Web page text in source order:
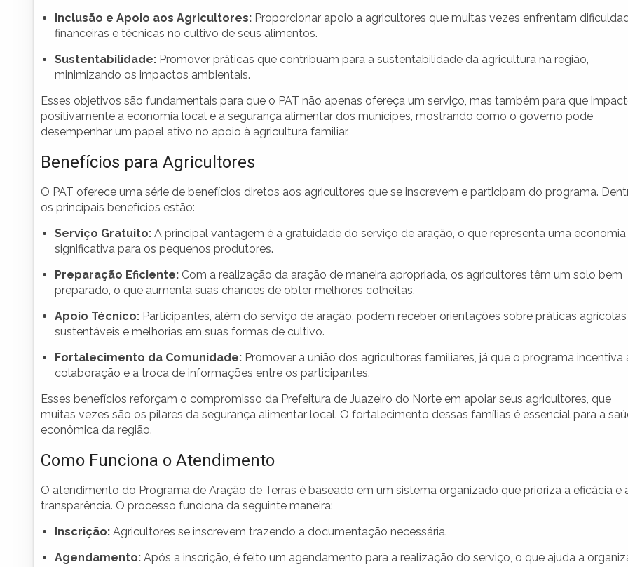
Inclusão e Apoio aos Agricultores: Proporcionar apoio a agricultores que muitas vezes enfrentam
financeiras e técnicas no cultivo de seus alimentos.
Sustentabilidade: Promover práticas que contribuam para a sustentabilidade da agricultura na região,
minimizando os impactos ambientais.
Esses objetivos são fundamentais para que o PAT não apenas ofereça um serviço, mas também para que
positivamente a economia local e a segurança alimentar dos munícipes, mostrando como o governo pode
desempenhar um papel ativo no apoio à agricultura familiar.
Benefícios para Agricultores
O PAT oferece uma série de benefícios diretos aos agricultores que se inscrevem e participam do programa.
os principais benefícios estão:
Serviço Gratuito: A principal vantagem é a gratuidade do serviço de aração, o que representa uma economia
significativa para os pequenos produtores.
Preparação Eficiente: Com a realização da aração de maneira apropriada, os agricultores têm um solo bem
preparado, o que aumenta suas chances de obter melhores colheitas.
Apoio Técnico: Participantes, além do serviço de aração, podem receber orientações sobre práticas agrícolas
sustentáveis e melhorias em suas formas de cultivo.
Fortalecimento da Comunidade: Promover a união dos agricultores familiares, já que o programa incentiva
colaboração e a troca de informações entre os participantes.
Esses benefícios reforçam o compromisso da Prefeitura de Juazeiro do Norte em apoiar seus agricultores, que
muitas vezes são os pilares da segurança alimentar local. O fortalecimento dessas famílias é essencial para a
econômica da região.
Como Funciona o Atendimento
O atendimento do Programa de Aração de Terras é baseado em um sistema organizado que prioriza a eficácia e
transparência. O processo funciona da seguinte maneira:
Inscrição: Agricultores se inscrevem trazendo a documentação necessária.
Agendamento: Após a inscrição, é feito um agendamento para a realização do serviço, o que ajuda a